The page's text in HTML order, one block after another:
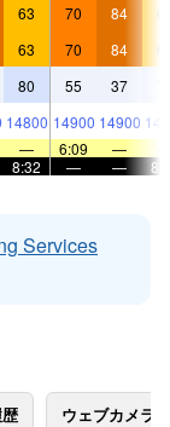
63 70 84
63 70 84
80 55 37
14800 14900 14900
— 6:09 —
8:32 — —
Services
ウェブカメラ